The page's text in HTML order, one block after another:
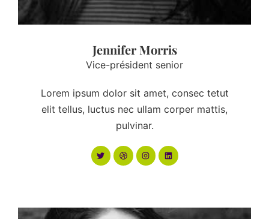
Jennifer Morris
Vice-président senior
Lorem ipsum dolor sit amet, consec tetut
elit tellus, luctus nec ullam corper mattis,
pulvinar.